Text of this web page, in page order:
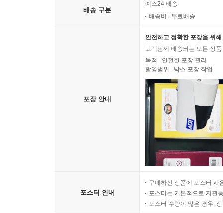
배송 구분
예스24 배송
배송비 : 무료배송
포장 안내
안전하고 정확한 포장을 위
고객님께 배송되는 모든 상
목적 : 안전한 포장 관리
촬영범위 : 박스 포장 작업
포스터 안내
구매하신 상품에 포스터 사
포스터는 기본적으로 지관
포스터 수량이 많은 경우,